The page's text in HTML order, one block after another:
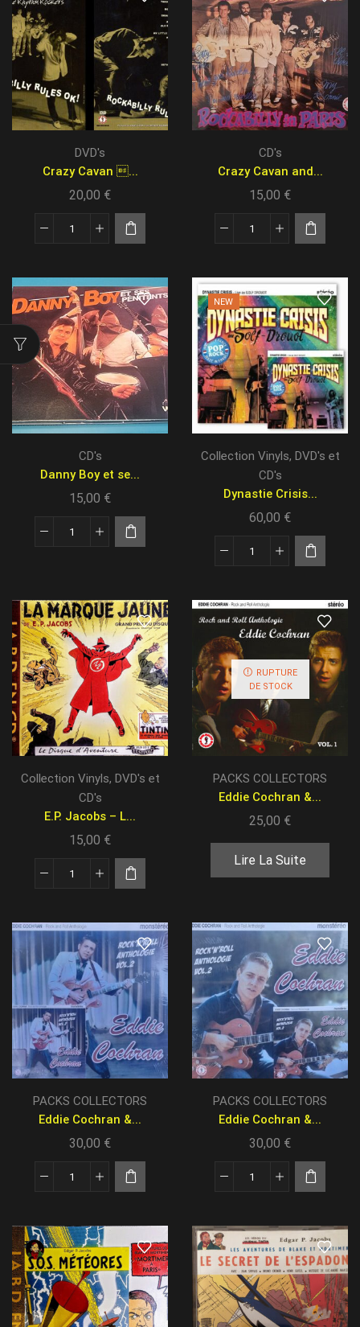
DVD's
Crazy Cavan ...
20,00 €
CD's
Crazy Cavan and...
15,00 €
CD's
Danny Boy et se...
15,00 €
NEW
Collection Vinyls, DVD's et
CD's
Dynastie Crisis...
60,00 €
Collection Vinyls, DVD's et
CD's
E.P. Jacobs – L...
15,00 €
RUPTURE
DE STOCK
PACKS COLLECTORS
Eddie Cochran &...
25,00 €
Lire La Suite
PACKS COLLECTORS
Eddie Cochran &...
30,00 €
PACKS COLLECTORS
Eddie Cochran &...
30,00 €